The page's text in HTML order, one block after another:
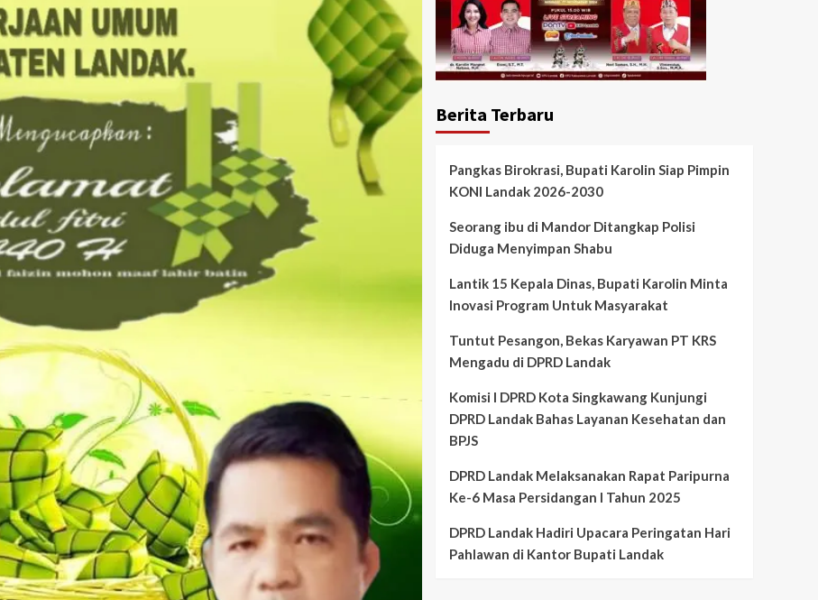
Berita Terbaru
Pangkas Birokrasi, Bupati Karolin Siap Pimpin
KONI Landak 2026-2030
Seorang ibu di Mandor Ditangkap Polisi
Diduga Menyimpan Shabu
Lantik 15 Kepala Dinas, Bupati Karolin Minta
Inovasi Program Untuk Masyarakat
Tuntut Pesangon, Bekas Karyawan PT KRS
Mengadu di DPRD Landak
Komisi I DPRD Kota Singkawang Kunjungi
DPRD Landak Bahas Layanan Kesehatan dan
BPJS
DPRD Landak Melaksanakan Rapat Paripurna
Ke-6 Masa Persidangan I Tahun 2025
DPRD Landak Hadiri Upacara Peringatan Hari
Pahlawan di Kantor Bupati Landak